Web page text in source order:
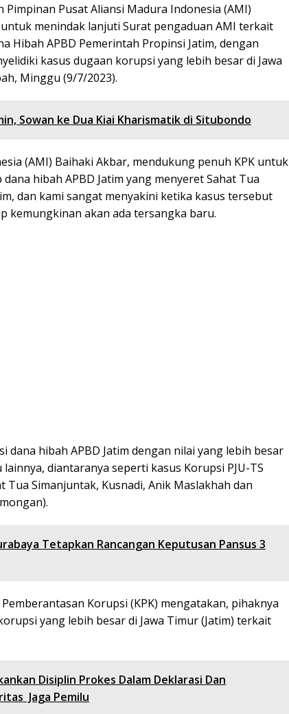
Pimpinan Pusat Aliansi Madura Indonesia (AMI)
menindak lanjuti Surat pengaduan AMI terkait
Hibah APBD Pemerintah Propinsi Jatim, dengan
kasus dugaan korupsi yang lebih besar di Jawa
Minggu (9/7/2023).
Sowan ke Dua Kiai Kharismatik di Situbondo
(AMI) Baihaki Akbar, mendukung penuh KPK untuk
hibah APBD Jatim yang menyeret Sahat Tua
dan kami sangat menyakini ketika kasus tersebut
kemungkinan akan ada tersangka baru.
hibah APBD Jatim dengan nilai yang lebih besar
diantaranya seperti kasus Korupsi PJU-TS
Tua Simanjuntak, Kusnadi, Anik Maslakhah dan
Tetapkan Rancangan Keputusan Pansus 3
Korupsi (KPK) mengatakan, pihaknya
yang lebih besar di Jawa Timur (Jatim) terkait
Disiplin Prokes Dalam Deklarasi Dan
Jaga Pemilu